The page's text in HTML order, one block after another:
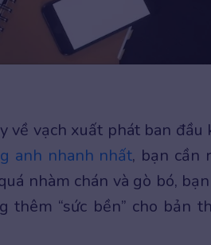
về vạch xuất phát ban đầu
anh nhanh nhất, bạn cần
nhàm chán và gò bó,
“sức bền” cho bản